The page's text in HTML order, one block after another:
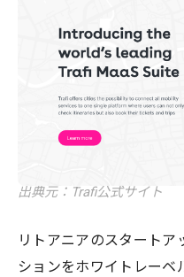
出典元：Trafi公式サイト
リトアニアのスタートア
ションをホワイトレーベ